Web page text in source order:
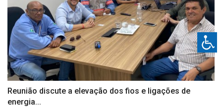
Reunião discute a elevação dos fios e ligações de
energia...